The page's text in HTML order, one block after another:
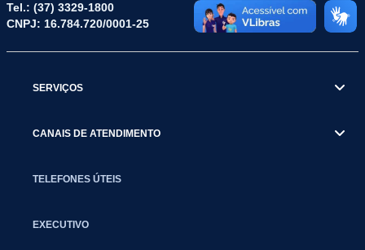
Tel.: (37) 3329-1800
CNPJ: 16.784.720/0001-25
SERVIÇOS
CANAIS DE ATENDIMENTO
TELEFONES ÚTEIS
EXECUTIVO